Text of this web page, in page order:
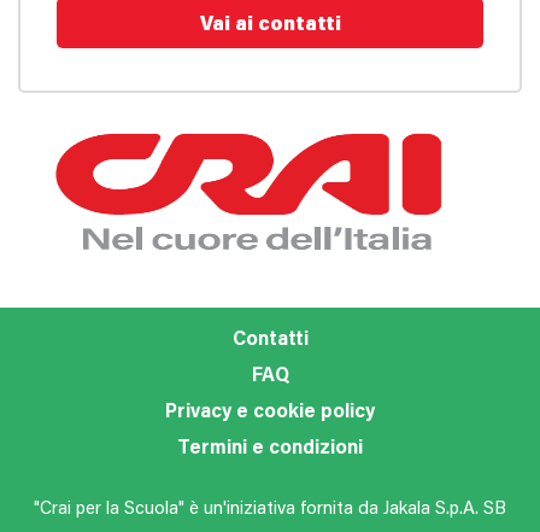
Vai ai contatti
Contatti
FAQ
Privacy e cookie policy
Termini e condizioni
"Crai per la Scuola" è un'iniziativa fornita da Jakala S.p.A. SB